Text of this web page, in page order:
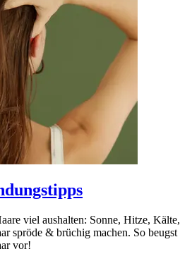
viel aushalten: Sonne, Hitze, Kälte,
spröde & brüchig machen. So beugst
vor!